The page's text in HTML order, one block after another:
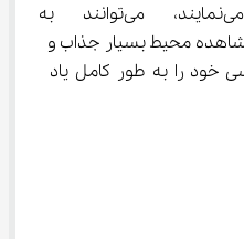
جذب
محیط بسیار جذاب و
خود را به طور کامل یاد